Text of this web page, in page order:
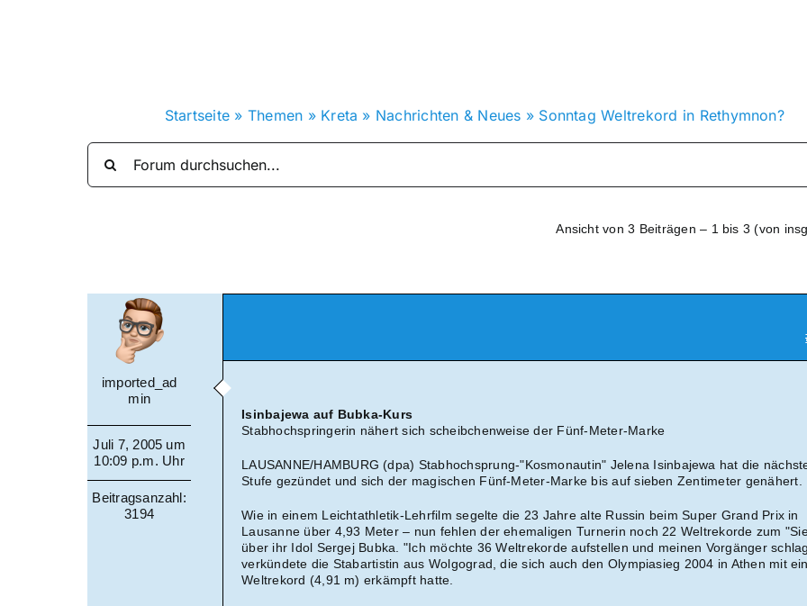
Startseite » Themen » Kreta » Nachrichten & Neues » Sonntag Weltrekord in Rethymnon?
Ansicht von 3 Beiträgen – 1 bis 3 (von
imported_ad
min
Juli 7, 2005 um
10:09 p.m. Uhr
Beitragsanzahl:
3194
Isinbajewa auf Bubka-Kurs
Stabhochspringerin nähert sich scheibchenweise der Fünf-Meter-Marke
LAUSANNE/HAMBURG (dpa) Stabhochsprung-"Kosmonautin" Jelena Isinbajewa hat die
Stufe gezündet und sich der magischen Fünf-Meter-Marke bis auf sieben Zentimeter genähert.
Wie in einem Leichtathletik-Lehrfilm segelte die 23 Jahre alte Russin beim Super Grand Prix in
Lausanne über 4,93 Meter – nun fehlen der ehemaligen Turnerin noch 22 Weltrekorde zum
über ihr Idol Sergej Bubka. "Ich möchte 36 Weltrekorde aufstellen und meinen Vorgänger
verkündete die Stabartistin aus Wolgograd, die sich auch den Olympiasieg 2004 in Athen mit
Weltrekord (4,91 m) erkämpft hatte.